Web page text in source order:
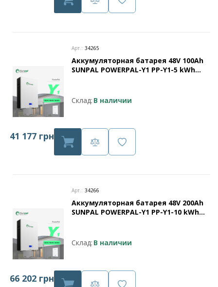
Арт.: 34265
Аккумуляторная батарея 48V 100Ah
SUNPAL POWERPAL-Y1 PP-Y1-5 kWh
Склад: В наличии
41 177 грн
Арт.: 34266
Аккумуляторная батарея 48V 200Ah
SUNPAL POWERPAL-Y1 PP-Y1-10 kWh
Склад: В наличии
66 202 грн